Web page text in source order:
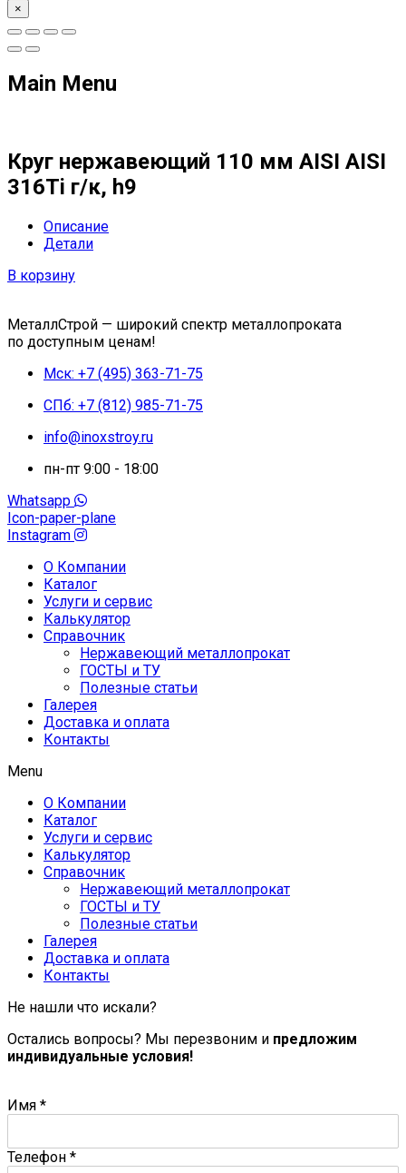
×
Main Menu
Круг нержавеющий 110 мм AISI AISI
316Ti г/к, h9
Описание
Детали
В корзину
МеталлСтрой — широкий спектр металлопроката
по доступным ценам!
Мск: +7 (495) 363-71-75
СПб: +7 (812) 985-71-75
info@inoxstroy.ru
пн-пт 9:00 - 18:00
Whatsapp
Icon-paper-plane
Instagram
О Компании
Каталог
Услуги и сервис
Калькулятор
Справочник
Нержавеющий металлопрокат
ГОСТЫ и ТУ
Полезные статьи
Галерея
Доставка и оплата
Контакты
Menu
О Компании
Каталог
Услуги и сервис
Калькулятор
Справочник
Нержавеющий металлопрокат
ГОСТЫ и ТУ
Полезные статьи
Галерея
Доставка и оплата
Контакты
Не нашли что искали?
Остались вопросы? Мы перезвоним и предложим
индивидуальные условия!
Имя *
Телефон *